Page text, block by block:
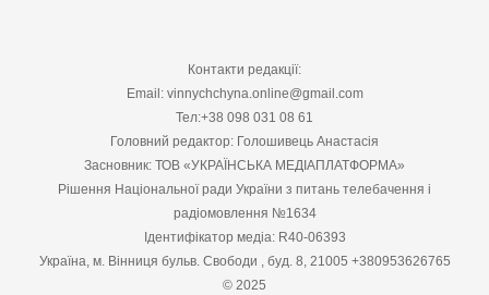
Контакти редакції:
Email: vinnychchyna.online@gmail.com
Тел:+38 098 031 08 61
Головний редактор: Голошивець Анастасія
Засновник: ТОВ «УКРАЇНСЬКА МЕДІАПЛАТФОРМА»
Рішення Національної ради України з питань телебачення і
радіомовлення №1634
Ідентифікатор медіа: R40-06393
Україна, м. Вінниця бульв. Свободи , буд. 8, 21005 +380953626765
© 2025